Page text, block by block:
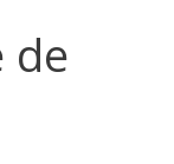
de